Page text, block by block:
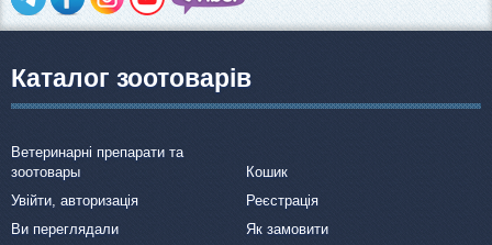
Каталог зоотоварів
Ветеринарні препарати та
зоотовары
Кошик
Увійти, авторизація
Реєстрація
Ви переглядали
Як замовити